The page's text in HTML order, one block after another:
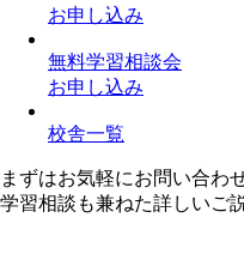
お申し込み
無料学習相談会
お申し込み
校舎一覧
まずはお気軽にお問い合わ
学習相談も兼ねた詳しいご